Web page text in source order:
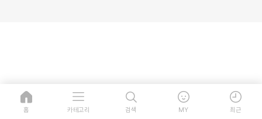
홈 카테고리 검색 MY 최근